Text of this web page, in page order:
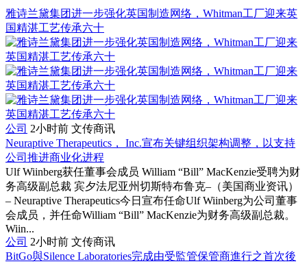
雅诗兰黛集团进一步强化英国制造网络，Whitman工厂迎来英
国精湛工艺传承六十
公司 2小时前 文传商讯
Neuraptive Therapeutics， Inc.宣布关键组织架构调整，以支持
公司推进商业化进程
Ulf Wiinberg获任董事会成员 William “Bill” MacKenzie受聘为财
务高级副总裁 宾夕法尼亚州切斯特布鲁克–（美国商业资讯）
– Neuraptive Therapeutics今日宣布任命Ulf Wiinberg为公司董事
会成员，并任命William “Bill” MacKenzie为财务高级副总裁。
Wiin...
公司 2小时前 文传商讯
BitGo與Silence Laboratories完成由受監管保管商進行之首次後